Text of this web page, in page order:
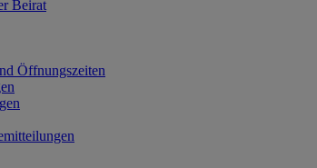
Beirat
Öffnungszeiten